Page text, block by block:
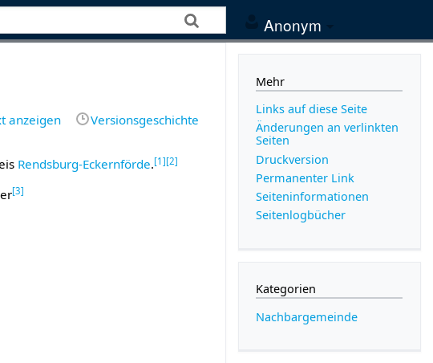
Anonym
anzeigen Versionsgeschichte
Rendsburg-Eckernförde.[1][2]
[3]
Mehr
Links auf diese Seite
Änderungen an verlinkten
Seiten
Druckversion
Permanenter Link
Seiten­­informationen
Seitenlogbücher
Kategorien
Nachbargemeinde